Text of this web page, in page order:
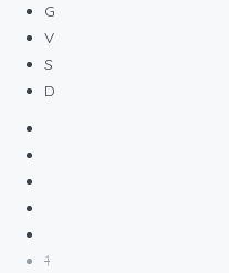
G
V
S
D
1